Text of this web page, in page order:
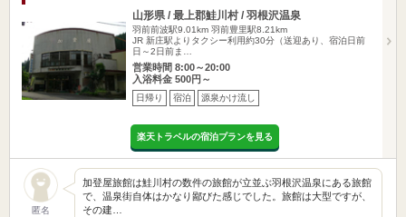
山形県 / 最上郡鮭川村 / 羽根沢温泉
羽前前波駅9.01km 羽前豊里駅8.21km
JR 新庄駅よりタクシー利用約30分（送迎あり、宿泊日前
日～2日前ま…
営業時間 8:00～20:00
入浴料金 500円～
日帰り 宿泊 源泉かけ流し
楽天トラベルの宿泊プランを見る
匿名
加登屋旅館は鮭川村の数件の旅館が立並ぶ羽根沢温泉にある旅館
で、温泉街自体はかなり鄙びた感じでした。旅館は大型ですが、
その建…